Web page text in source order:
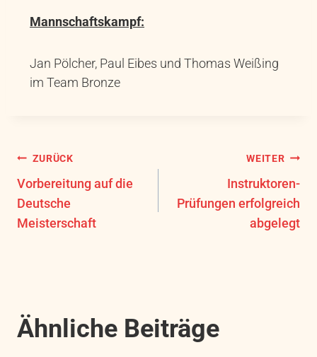
Mannschaftskampf:
Jan Pölcher, Paul Eibes und Thomas Weißing
im Team Bronze
ZURÜCK
Vorbereitung auf die
Deutsche
Meisterschaft
WEITER
Instruktoren-
Prüfungen erfolgreich
abgelegt
Ähnliche Beiträge